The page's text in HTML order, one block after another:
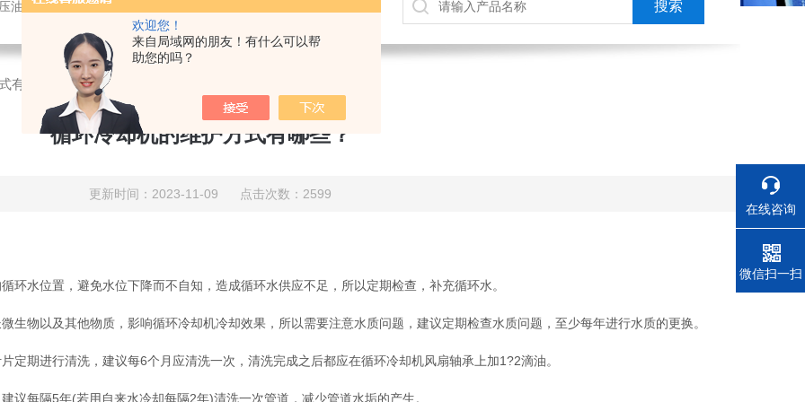
欢迎您！
来自局域网的朋友！有什么可以帮
助您的吗？
油冷却机
有哪些？
循环冷却机的维护方式有哪些？
更新时间：2023-11-09 点击次数：2599
位置，避免水位下降而不自知，造成循环水供应不足，所以定期检查，补充循环水。
生物以及其他物质，影响循环冷却机冷却效果，所以需要注意水质问题，建议定期检查水质问题，至少每年进行水质的更换。
进行清洗，建议每6个月应清洗一次，清洗完成之后都应在循环冷却机风扇轴承上加1?2滴油。
隔5年(若用自来水冷却每隔2年)清洗一次管道，减少管道水垢的产生。
在线咨询
电话
微信扫一扫